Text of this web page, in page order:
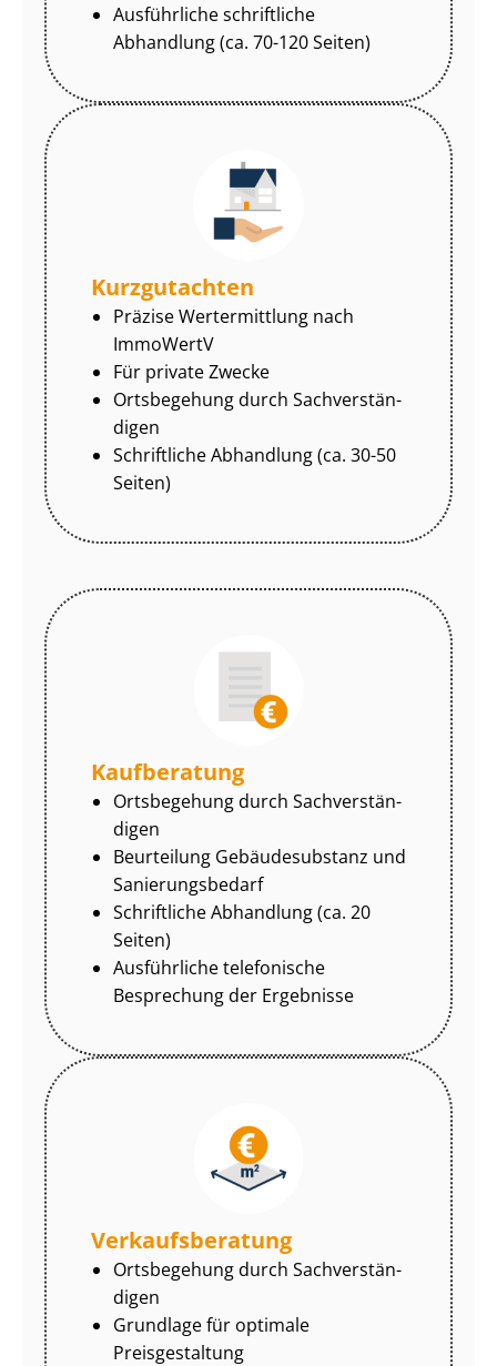
Ausführliche schriftliche
Abhandlung (ca. 70-120 Seiten)
Kurzgutachten
Präzise Wertermittlung nach
ImmoWertV
Für private Zwecke
Ortsbegehung durch Sach­ver­stän­
di­gen
Schriftliche Abhandlung (ca. 30-50
Seiten)
Kaufberatung
Ortsbegehung durch Sach­ver­stän­
di­gen
Beurteilung Gebäudesubstanz und
Sa­nie­rungs­be­darf
Schriftliche Abhandlung (ca. 20
Seiten)
Ausführliche telefonische
Besprechung der Ergebnisse
Ver­kaufs­be­ra­tung
Ortsbegehung durch Sach­ver­stän­
di­gen
Grundlage für optimale
Preisgestaltung